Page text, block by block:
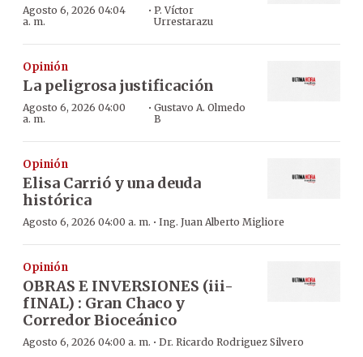
Agosto 6, 2026 04:04
a. m.
· P. Víctor
Urrestarazu
Opinión
La peligrosa justificación
Agosto 6, 2026 04:00
a. m.
· Gustavo A. Olmedo
B
Opinión
Elisa Carrió y una deuda
histórica
Agosto 6, 2026 04:00 a. m. · Ing. Juan Alberto Migliore
Opinión
OBRAS E INVERSIONES (iii-
fINAL) : Gran Chaco y
Corredor Bioceánico
Agosto 6, 2026 04:00 a. m. · Dr. Ricardo Rodriguez Silvero